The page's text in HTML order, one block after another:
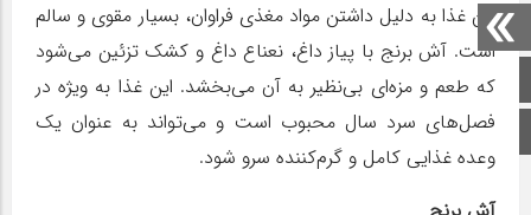
صفحه اصلی
اینستاگرام
این غذا به دلیل داشتن مواد مغذی فراوان، بسیار مقوی و سالم
است. آش برنج با پیاز داغ، نعناع داغ و کشک تزئین می‌شود
که طعم و مزه‌ای بی‌نظیر به آن می‌بخشد. این غذا به ویژه در
فصل‌های سرد سال محبوب است و می‌تواند به عنوان یک
وعده غذایی کامل و گرم‌کننده سرو شود.